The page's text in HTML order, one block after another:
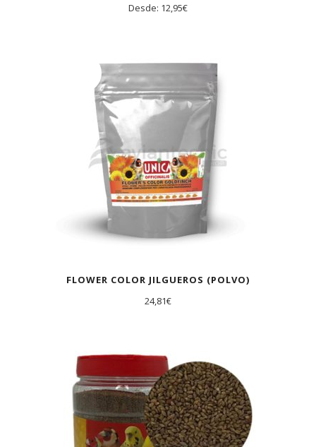
Desde: 12,95€
AGOTADO
FLOWER COLOR JILGUEROS (POLVO)
24,81€